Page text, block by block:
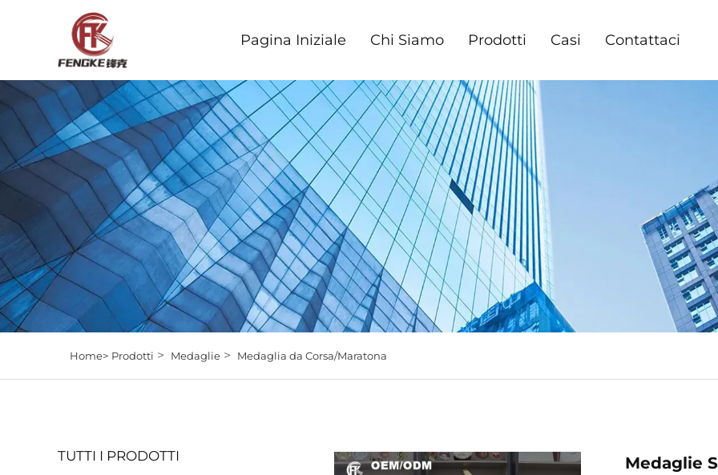
Pagina Iniziale Chi Siamo Prodotti Casi Contattaci
Home> Prodotti > Medaglie > Medaglia da Corsa/Maratona
TUTTI I PRODOTTI
Medaglie